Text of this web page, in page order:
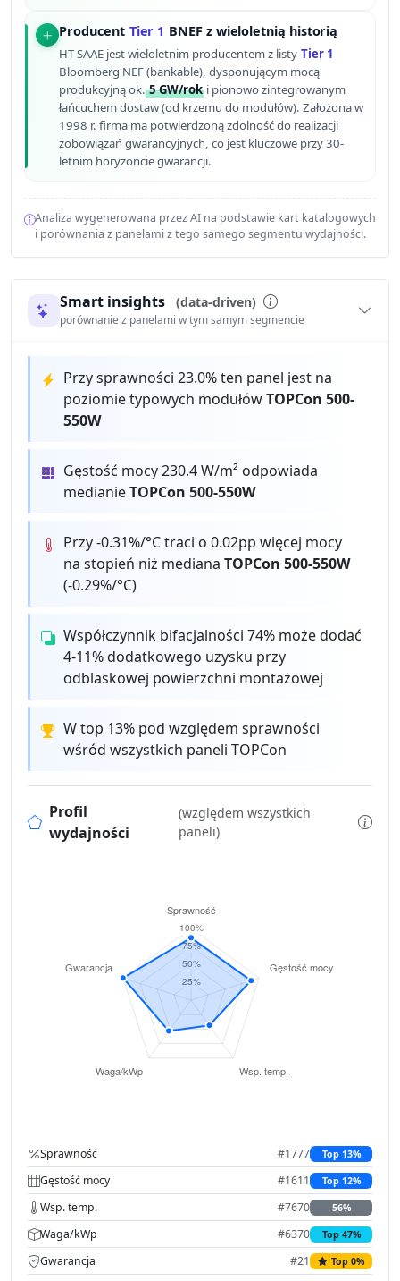
Producent Tier 1 BNEF z wieloletnią historią
HT-SAAE jest wieloletnim producentem z listy Tier 1
Bloomberg NEF (bankable), dysponującym mocą
produkcyjną ok.5 GW/rok i pionowo zintegrowanym
łańcuchem dostaw (od krzemu do modułów). Założona w
1998 r. firma ma potwierdzoną zdolność do realizacji
zobowiązań gwarancyjnych, co jest kluczowe przy 30-
letnim horyzoncie gwarancji.
Analiza wygenerowana przez AI na podstawie kart katalogowych
i porównania z panelami z tego samego segmentu wydajności.
Smart insights (data-driven)
porównanie z panelami w tym samym segmencie
Przy sprawności 23.0% ten panel jest na
poziomie typowych modułówTOPCon 500-
550W
Gęstość mocy 230.4 W/m² odpowiada
medianieTOPCon 500-550W
Przy -0.31%/°C traci o 0.02pp więcej mocy
na stopień niż medianaTOPCon 500-550W
(-0.29%/°C)
Współczynnik bifacjalności 74% może dodać
4-11% dodatkowego uzysku przy
odblaskowej powierzchni montażowej
W top 13% pod względem sprawności
wśród wszystkich paneli TOPCon
Profil
wydajności
(względem wszystkich
paneli)
Sprawność #1777 Top 13%
Gęstość mocy #1611 Top 12%
Wsp. temp. #7670 56%
Waga/kWp #6370 Top 47%
Gwarancja #21 Top 0%